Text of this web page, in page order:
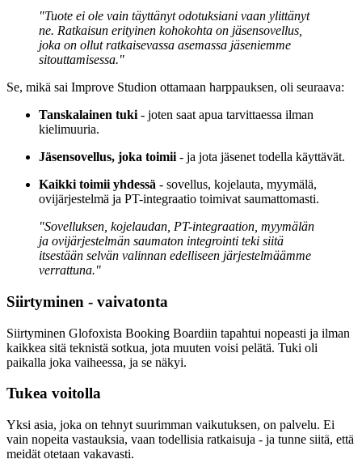
"Tuote ei ole vain täyttänyt odotuksiani vaan ylittänyt
ne. Ratkaisun erityinen kohokohta on jäsensovellus,
joka on ollut ratkaisevassa asemassa jäseniemme
sitouttamisessa."
Se, mikä sai Improve Studion ottamaan harppauksen, oli seuraava:
Tanskalainen tuki - joten saat apua tarvittaessa ilman
kielimuuria.
Jäsensovellus, joka toimii - ja jota jäsenet todella käyttävät.
Kaikki toimii yhdessä - sovellus, kojelauta, myymälä,
ovijärjestelmä ja PT-integraatio toimivat saumattomasti.
"Sovelluksen, kojelaudan, PT-integraation, myymälän
ja ovijärjestelmän saumaton integrointi teki siitä
itsestään selvän valinnan edelliseen järjestelmäämme
verrattuna."
Siirtyminen - vaivatonta
Siirtyminen Glofoxista Booking Boardiin tapahtui nopeasti ja ilman
kaikkea sitä teknistä sotkua, jota muuten voisi pelätä. Tuki oli
paikalla joka vaiheessa, ja se näkyi.
Tukea voitolla
Yksi asia, joka on tehnyt suurimman vaikutuksen, on palvelu. Ei
vain nopeita vastauksia, vaan todellisia ratkaisuja - ja tunne siitä, että
meidät otetaan vakavasti.